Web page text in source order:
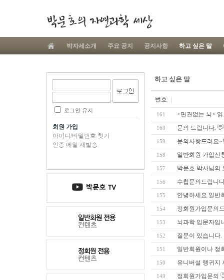
박자세소개 주요 공지 공지사항 하고 싶은 말
로그인 유지
회원 가입
아이디/비밀번호 찾기
인증 메일 재발송
하고 싶은 말
번호
161 <편견없는 뇌>
160 문의 드립니다.
159 문의사항드려요~!
158 일반회원 가입신
157 박문호 박사님의
156 수첩문의드립니
155 안녕하세요 일반
154 정회원가입문의
153 뇌과학 입문자입
152 질문이 있습니다.
151 일반회원이나 정
150 유니버설 랭귀지
149 정회원가입문의